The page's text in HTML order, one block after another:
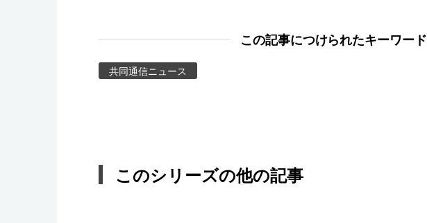
この記事につけられたキーワード
共同通信ニュース
このシリーズの他の記事